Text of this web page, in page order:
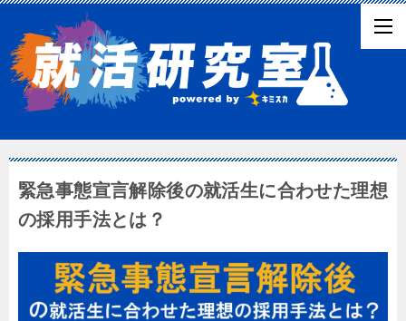
緊急事態宣言解除後の就活生に合わせた理想
の採用手法とは？